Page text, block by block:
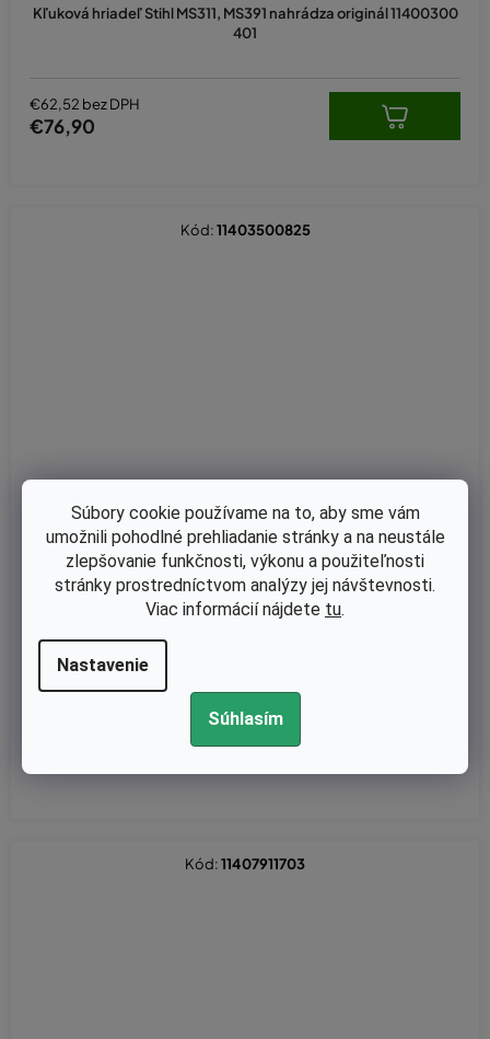
Súbory cookie používame na to, aby sme vám
umožnili pohodlné prehliadanie stránky a na neustále
zlepšovanie funkčnosti, výkonu a použiteľnosti
stránky prostredníctvom analýzy jej návštevnosti.
Viac informácií nájdete tu.
Nastavenie
Súhlasím
Kľuková hriadeľ Stihl MS311, MS391 nahrádza originál 11400300
401
€62,52 bez DPH
€76,90
Palivová nadrž Stihl MS311, MS362, MS362 C, MS391 originál 1140
Skladom
Kód:11403500825
Kód:11407911703